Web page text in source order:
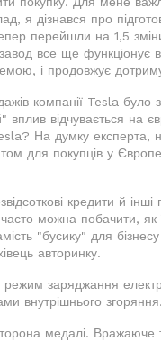
я дізнався про
перейшли на 1,5
завод все ще
і продовжує
компанії Tesla
вплив відчувається на
На думку експерта,
для покупців у
кредити й
можна побачити,
"бусику" для
авторинку.
заряджання
внутрішнього згоряння.
медалі. Вражаюче